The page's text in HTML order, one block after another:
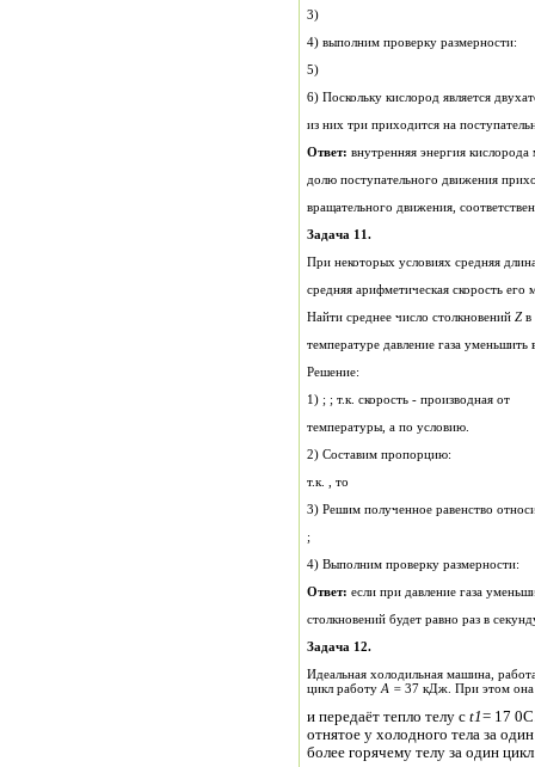
3)
4) выполним проверку размерности:
5)
6) Поскольку кислород является
из них три приходится на
Ответ: внутренняя энергия
Задача 11.
При некоторых условиях средняя
средняя арифметическая скорость его
Найти среднее число столкновений Z в
температуре давление газа уменьшить
Решение:
1) ; ; т.к. скорость - производная от
температуры, а по условию.
2) Составим пропорцию:
т.к. , то
3) Решим полученное равенство
;
4) Выполним проверку размерности:
Ответ:
если при давление газа
столкновений будет равно раз в
Задача 12.
Идеальная холодильная машина,
цикл работу А = 37 кДж. При этом она
и передаёт тепло телу с t1
= 17
отнятое у холодного тела за
более горячему телу за один